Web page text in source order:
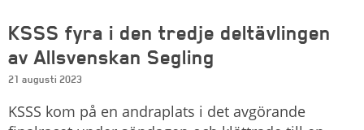
KSSS fyra i den tredje deltävlingen
av Allsvenskan Segling
21 augusti 2023
KSSS kom på en andraplats i det avgörande